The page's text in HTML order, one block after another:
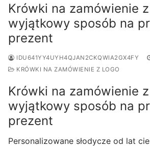
Krówki na zamówienie
wyjątkowy sposób na
prezent
IDU641YY4UYH4QJAN2CKQWIA2GX4FY
KRÓWKI NA ZAMÓWIENIE Z LOGO
Krówki na zamówienie
wyjątkowy sposób na
prezent
Personalizowane słodycze od lat